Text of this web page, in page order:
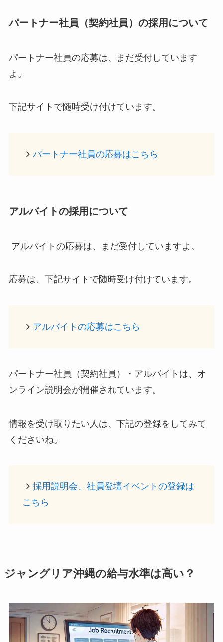
パートナー社員（契約社員）の採用について
パートナー社員の応募は、まだ受付しています
よ。
下記サイトで随時受け付けています。
パートナー社員の応募はこちら
アルバイトの採用について
アルバイトの応募は、まだ受付していますよ。
応募は、下記サイトで随時受け付けています。
アルバイトの応募はこちら
パートナー社員（契約社員）・アルバイトは、オ
ンライン説明会が開催されています。
情報を受け取りたい人は、下記の登録をしてみて
くださいね。
採用説明会、社員登壇イベントの登録は
こちら
ジャングリア沖縄の給与水準は高い？